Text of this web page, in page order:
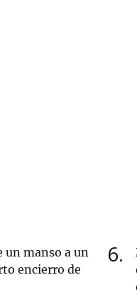
un manso a un
encierro de
6